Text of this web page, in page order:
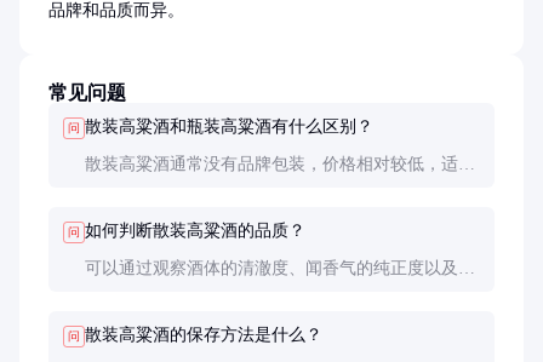
品牌和品质而异。
常见问题
问 散装高粱酒和瓶装高粱酒有什么区别？
散装高粱酒通常没有品牌包装，价格相对较低，适合
问 如何判断散装高粱酒的品质？
可以通过观察酒体的清澈度、闻香气的纯正度以及品
问 散装高粱酒的保存方法是什么？